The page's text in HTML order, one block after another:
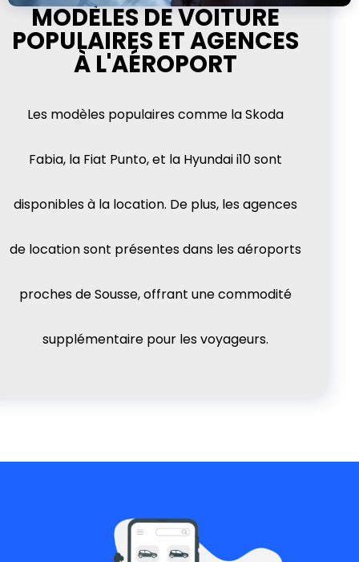
MODÈLES DE VOITURE
POPULAIRES ET AGENCES
À L'AÉROPORT
Les modèles populaires comme la Skoda
Fabia, la Fiat Punto, et la Hyundai i10 sont
disponibles à la location. De plus, les agences
de location sont présentes dans les aéroports
proches de Sousse, offrant une commodité
supplémentaire pour les voyageurs.